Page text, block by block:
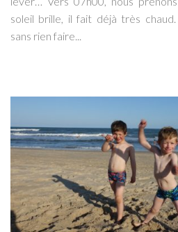
soleil brille, il fait déjà très
sans rien faire...